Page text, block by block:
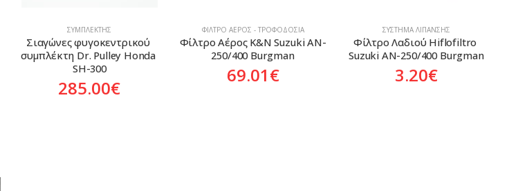
ΣΥΜΠΛΈΚΤΗΣ
Σιαγώνες φυγοκεντρικού
συμπλέκτη Dr. Pulley Honda
SH-300
285.00€
ΦΊΛΤΡΟ ΑΈΡΟΣ - ΤΡΟΦΟΔΟΣΊΑ
Φίλτρο Αέρος K&N Suzuki AN-
250/400 Burgman
69.01€
ΣΎΣΤΗΜΑ ΛΊΠΑΝΣΗΣ
Φίλτρο Λαδιού Hiflofiltro
Suzuki AN-250/400 Burgman
3.20€